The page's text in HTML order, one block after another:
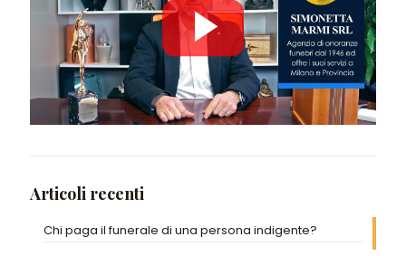
Articoli recenti
Chi paga il funerale di una persona indigente?